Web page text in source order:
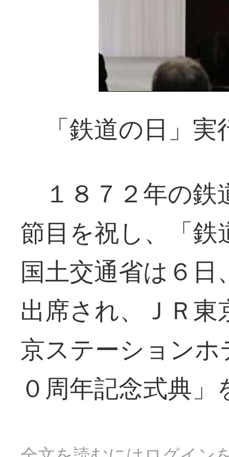
「鉄道の日」実
１８７２年の鉄
節目を祝し、「鉄
国土交通省は６
出席され、ＪＲ
京ステーション
０周年記念式典